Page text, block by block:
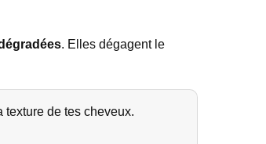
. Elles dégagent le
texture de tes cheveux.